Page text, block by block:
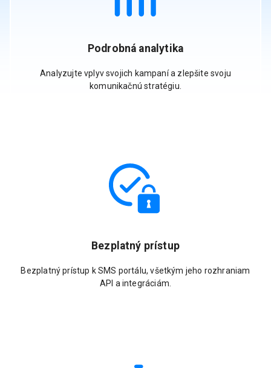
Podrobná analytika
Analyzujte vplyv svojich kampaní a zlepšite svoju
komunikačnú stratégiu.
Bezplatný prístup
Bezplatný prístup k SMS portálu, všetkým jeho rozhraniam
API a integráciám.